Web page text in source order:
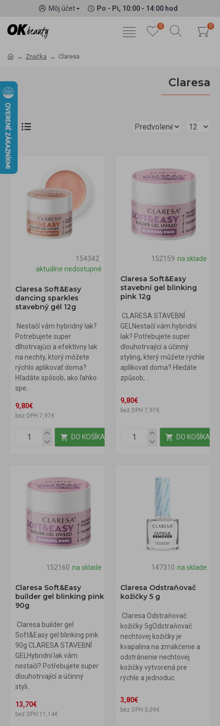
Môj účet Po - Pi, 10:00 - 14:00 hod
0 0
Značka Claresa
Claresa
154342
aktuálne nedostupné
Claresa Soft&Easy
dancing sparkles
stavebný gél 12g
Nestačí vám hybridný lak?
Potrebujete super
dlhotrvajúci a efektívny lak
na nechty, ktorý môžete
rýchlo aplikovať doma?
Hľadáte spôsob, ako ľahko
spe..
9,80€
bez DPH:7,97€
DO KOŠÍKA
152159 na sklade
Claresa Soft&Easy
stavební gel blinking
pink 12g
CLARESA STAVEBNÍ
GELNestačí vám hybridní
lak? Potřebujete super
dlouhotrvající a účinný
styling, který můžete rychle
aplikovat doma? Hledáte
způsob, ..
9,80€
bez DPH:7,97€
DO KOŠÍKA
152160 na sklade
Claresa Soft&Easy
builder gel blinking pink
90g
Claresa builder gel
Soft&Easy gel blinking pink
90g CLARESA STAVEBNÍ
GELHybridní lak vám
nestačí? Potřebujete super
dlouhotrvající a účinný
styli..
13,70€
bez DPH:11,14€
147310 na sklade
Claresa Odstraňovač
kožičky 5 g
Claresa Odstraňovač
kožičky 5gOdstraňovač
nechtovej kožičky je
kvapalina na zmäkčenie a
odstránenie nechtovej
kožičky vytvorená pre
rýchle a jednoduc..
3,80€
bez DPH:3,09€